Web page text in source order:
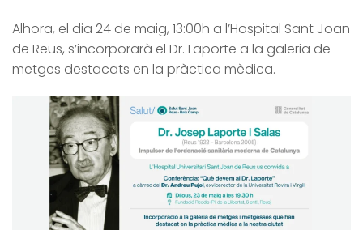
Alhora, el dia 24 de maig, 13:00h a l’Hospital Sant Joan
de Reus, s’incorporarà el Dr. Laporte a la galeria de
metges destacats en la pràctica mèdica.